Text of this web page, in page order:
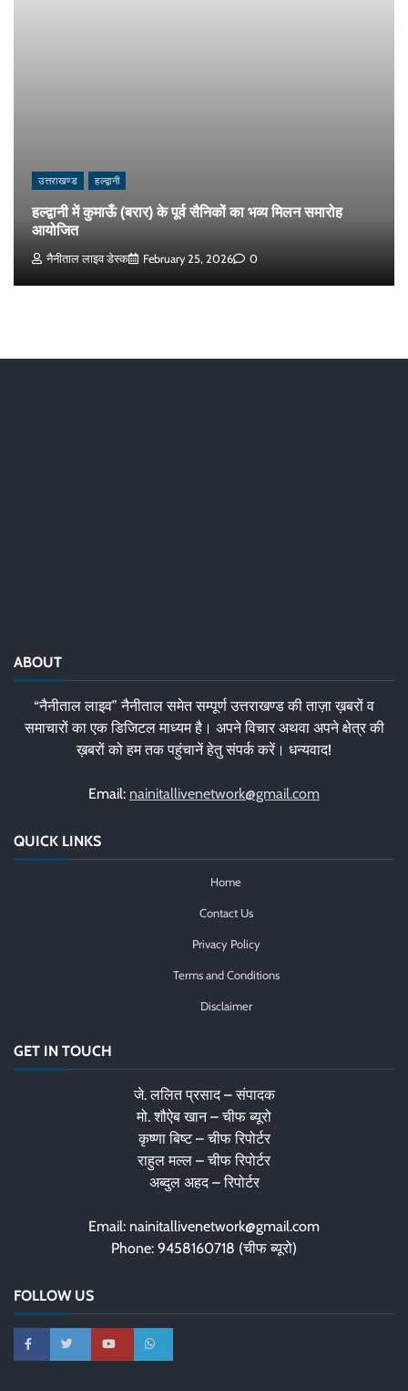
उत्तराखण्ड हल्द्वानी
हल्द्वानी में कुमाऊँ (बरार) के पूर्व सैनिकों का भव्य मिलन समारोह
आयोजित
नैनीताल लाइव डेस्क February 25, 2026 0
ABOUT
“नैनीताल लाइव” नैनीताल समेत सम्पूर्ण उत्तराखण्ड की ताज़ा ख़बरों व
समाचारों का एक डिजिटल माध्यम है। अपने विचार अथवा अपने क्षेत्र की
ख़बरों को हम तक पहुंचानें हेतु संपर्क करें। धन्यवाद!
Email: nainitallivenetwork@gmail.com
QUICK LINKS
Home
Contact Us
Privacy Policy
Terms and Conditions
Disclaimer
GET IN TOUCH
जे. ललित प्रसाद – संपादक
मो. शौऐब खान – चीफ ब्यूरो
कृष्णा बिष्ट – चीफ रिपोर्टर
राहुल मल्ल – चीफ रिपोर्टर
अब्दुल अहद – रिपोर्टर
Email: nainitallivenetwork@gmail.com
Phone: 9458160718 (चीफ ब्यूरो)
FOLLOW US